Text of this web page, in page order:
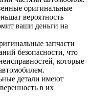
оригинальные
вероятность
ваши деньги на
запчасти
безопасности, что
которые
детали имеют
в их